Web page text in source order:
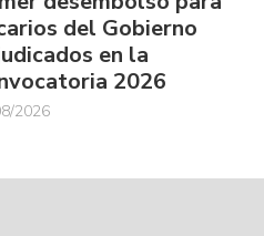
del Gobierno
en la
2026
2026